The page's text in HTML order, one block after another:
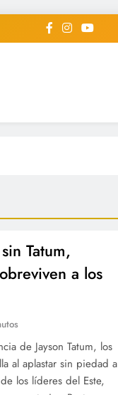
Tatum,
a los
de Jayson Tatum, los
al aplastar sin piedad a
los líderes del Este,